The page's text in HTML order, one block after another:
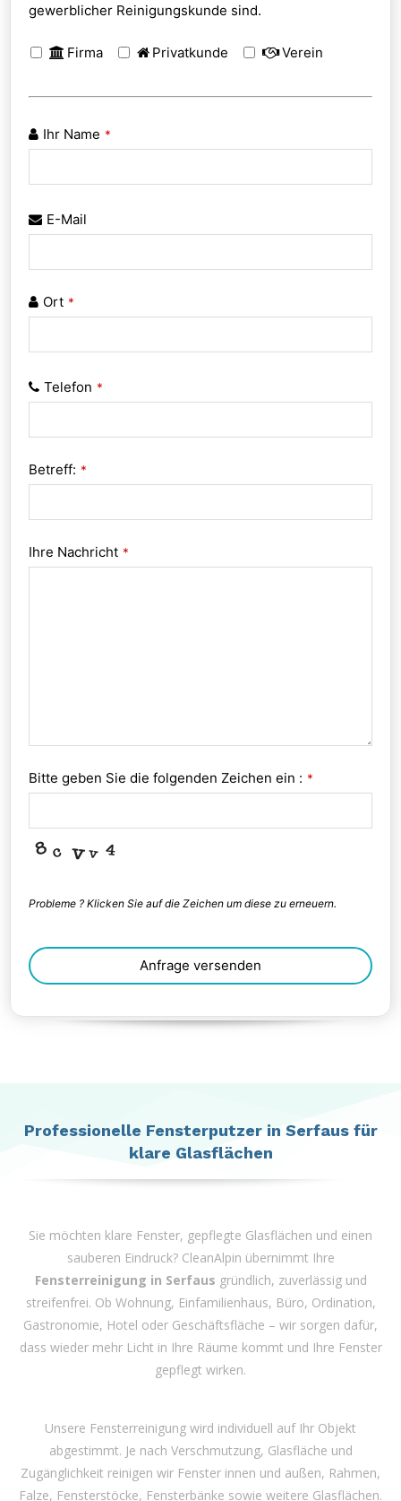
gewerblicher Reinigungskunde sind.
Firma Privatkunde Verein
Ihr Name *
E-Mail
Ort *
Telefon *
Betreff: *
Ihre Nachricht *
Bitte geben Sie die folgenden Zeichen ein : *
Probleme ? Klicken Sie auf die Zeichen um diese zu erneuern.
Anfrage versenden
blank
Professionelle Fensterputzer in Serfaus für
klare Glasflächen
Sie möchten klare Fenster, gepflegte Glasflächen und einen
sauberen Eindruck? CleanAlpin übernimmt Ihre
Fensterreinigung in Serfaus gründlich, zuverlässig und
streifenfrei. Ob Wohnung, Einfamilienhaus, Büro, Ordination,
Gastronomie, Hotel oder Geschäftsfläche – wir sorgen dafür,
dass wieder mehr Licht in Ihre Räume kommt und Ihre Fenster
gepflegt wirken.
Unsere Fensterreinigung wird individuell auf Ihr Objekt
abgestimmt. Je nach Verschmutzung, Glasfläche und
Zugänglichkeit reinigen wir Fenster innen und außen, Rahmen,
Falze, Fensterstöcke, Fensterbänke sowie weitere Glasflächen.